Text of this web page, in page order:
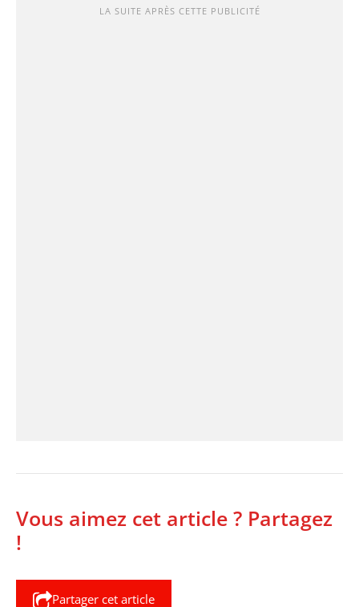
LA SUITE APRÈS CETTE PUBLICITÉ
Vous aimez cet article ? Partagez
!
Partager cet article